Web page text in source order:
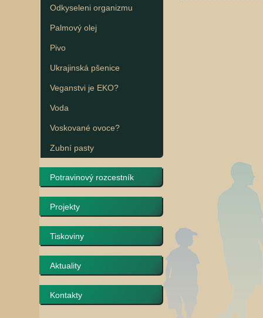
Odkyseleni organizmu
Palmový olej
Pivo
Ukrajinská pšenice
Veganstvi je EKO?
Voda
Voskované ovoce?
Zubní pasty
Potravinový rozcestník
Projekty
Tiskoviny
Aktuality
Kontakty